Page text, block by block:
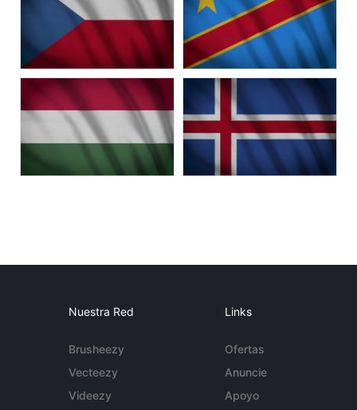
Nuestra Red
Brusheezy
Vecteezy
Videezy
Links
Ofertas
Anuncie
Apoyo